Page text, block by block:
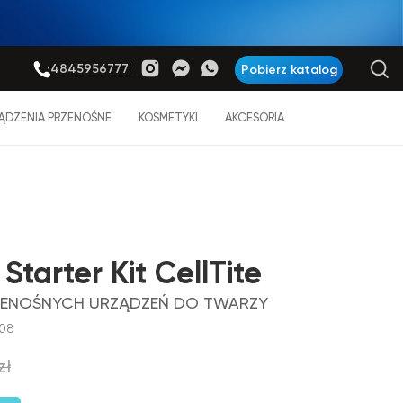
Pobierz katalog
+48459567773
PRZENOŚNE KOSMETYKI AKCESORIA
Kit CellTite
URZĄDZEŃ DO TWARZY